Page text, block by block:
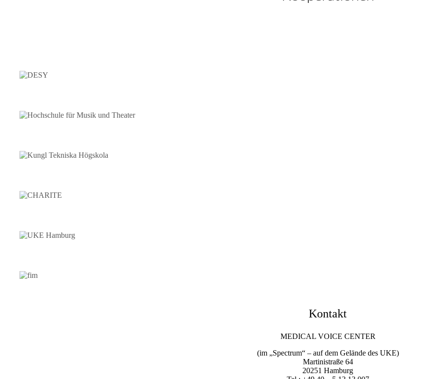
Kontakt
MEDICAL VOICE CENTER
(im „Spectrum“ – auf dem Gelände des UKE)
Martinistraße 64
20251 Hamburg